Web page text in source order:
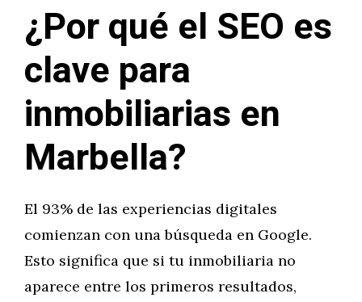
¿Por qué el SEO es
clave para
inmobiliarias en
Marbella?
El 93% de las experiencias digitales
comienzan con una búsqueda en Google.
Esto significa que si tu inmobiliaria no
aparece entre los primeros resultados,